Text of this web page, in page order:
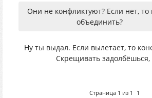
Они не конфликтуют? Если нет, то
объединить?
Ну ты выдал. Если вылетает, то
Скрещивать
Страница 1 из 1 1